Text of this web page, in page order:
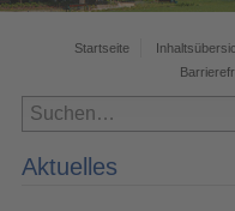
Startseite
Aktuelles